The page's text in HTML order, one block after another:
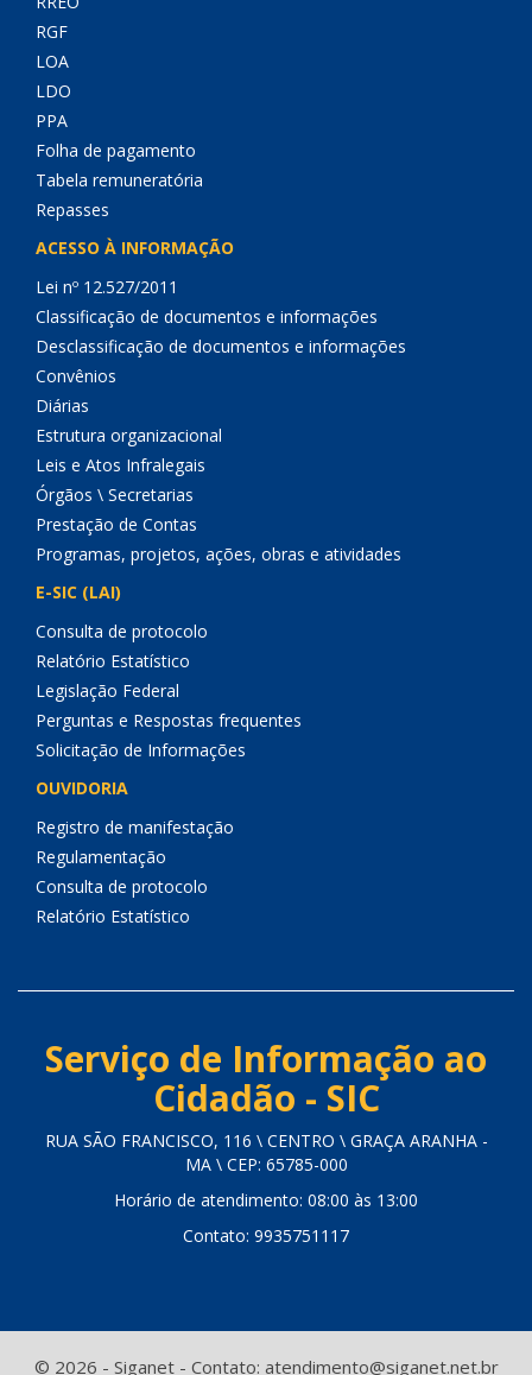
RGF
LOA
LDO
PPA
Folha de pagamento
Tabela remuneratória
Repasses
ACESSO À INFORMAÇÃO
Lei nº 12.527/2011
Classificação de documentos e informações
Desclassificação de documentos e informações
Convênios
Diárias
Estrutura organizacional
Leis e Atos Infralegais
Órgãos \ Secretarias
Prestação de Contas
Programas, projetos, ações, obras e atividades
E-SIC (LAI)
Consulta de protocolo
Relatório Estatístico
Legislação Federal
Perguntas e Respostas frequentes
Solicitação de Informações
OUVIDORIA
Registro de manifestação
Regulamentação
Consulta de protocolo
Relatório Estatístico
Serviço de Informação ao
Cidadão - SIC
RUA SÃO FRANCISCO, 116 \ CENTRO \ GRAÇA ARANHA -
MA \ CEP: 65785-000
Horário de atendimento: 08:00 às 13:00
Contato: 9935751117
© 2026 - Siganet - Contato: atendimento@siganet.net.br